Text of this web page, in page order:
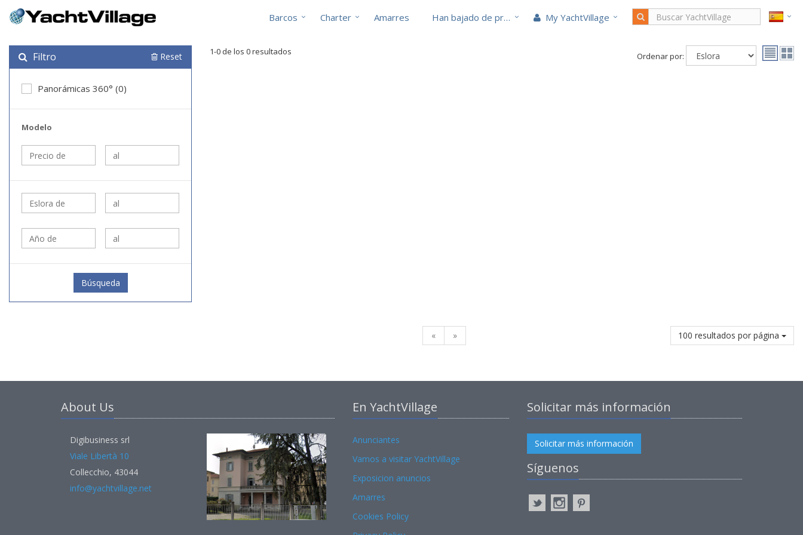
Barcos Charter Amarres Han bajado de precio My YachtVillage
Filtro Reset
Panorámicas 360° (0)
Modelo
Búsqueda
1-0 de los 0 resultados Ordenar por:
« » 100 resultados por página
About Us
Digibusiness srl
Viale Libertà 10
Collecchio, 43044
info@yachtvillage.net
En YachtVillage
Anunciantes
Vamos a visitar YachtVillage
Exposicion anuncios
Amarres
Cookies Policy
Solicitar más información
Solicitar más información
Síguenos